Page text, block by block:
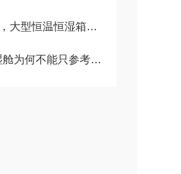
湿水箱材质怎么选不析出杂质？
参考小型箱温湿度精度标准？